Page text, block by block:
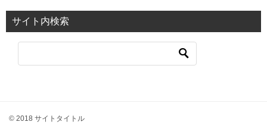
サイト内検索
© 2018 サイトタイトル